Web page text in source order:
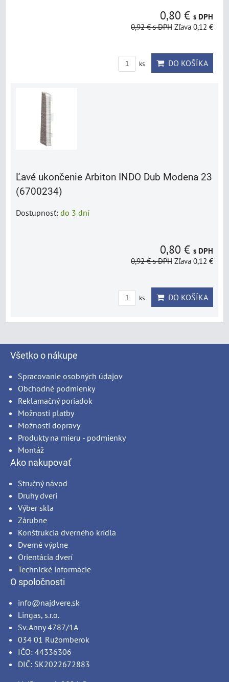
0,80 € s DPH
0,92 €s DPH Zľava 0,12 €
ks DO KOŠÍKA
Ľavé ukončenie Arbiton INDO Dub Modena 23
(6700234)
Dostupnosť: do 3 dní
0,80 € s DPH
0,92 €s DPH Zľava 0,12 €
ks DO KOŠÍKA
Všetko o nákupe
Spracovanie osobných údajov
Obchodné podmienky
Reklamačný poriadok
Možnosti platby
Možnosti dopravy
Produkty na mieru - podmienky
Montáž
Ako nakupovať
Stručný návod
Druhy dverí
Výber skla
Zárubne
Konštrukcia dverného krídla
Dverné výplne
Orientácia dverí
Technické informácie
O spoločnosti
info@najdvere.sk
Lingas, s.r.o.
Sv. Anny 4787/1A
034 01 Ružomberok
IČO: 44336306
DIČ: SK2022672883